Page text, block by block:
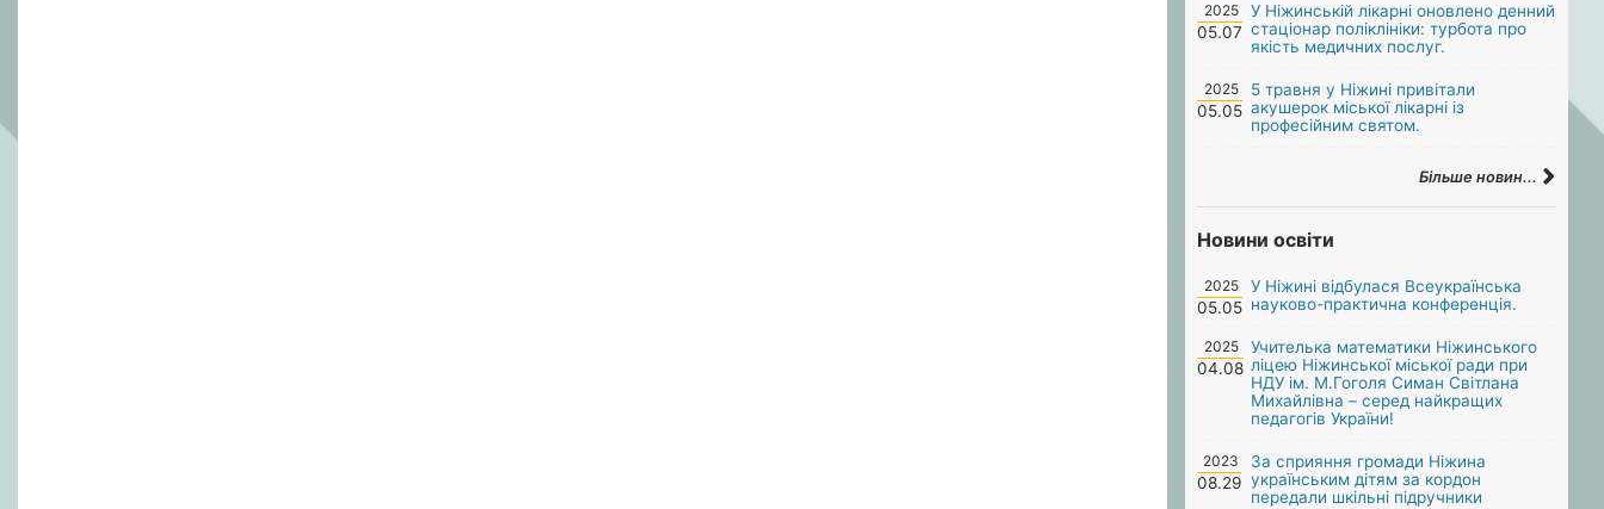
2025
05.07
У Ніжинській лікарні оновлено денний
стаціонар поліклініки: турбота про
якість медичних послуг.
2025
05.05
5 травня у Ніжині привітали
акушерок міської лікарні із
професійним святом.
Більше новин...
Новини освіти
2025
05.05
У Ніжині відбулася Всеукраїнська
науково-практична конференція.
2025
04.08
Учителька математики Ніжинського
ліцею Ніжинської міської ради при
НДУ ім. М.Гоголя Симан Світлана
Михайлівна – серед найкращих
педагогів України!
2023
08.29
За сприяння громади Ніжина
українським дітям за кордон
передали шкільні підручники